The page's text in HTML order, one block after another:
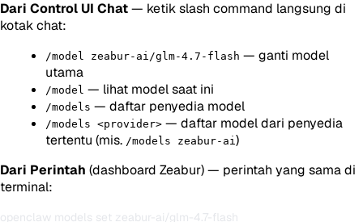
Dari Control UI Chat— ketik slash command langsung di
kotak chat:
/model zeabur-ai/glm-4.7-flash — ganti model
utama
/model — lihat model saat ini
/models — daftar penyedia model
/models <provider> — daftar model dari penyedia
tertentu (mis. /models zeabur-ai )
Dari Perintah (dashboard Zeabur) — perintah yang sama di
terminal:
openclaw models set zeabur-ai/glm-4.7-flash